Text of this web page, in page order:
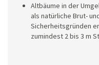
Altbäume in der
als natürliche Brut-
Sicherheitsgründen
zumindest 2 bis 3 m